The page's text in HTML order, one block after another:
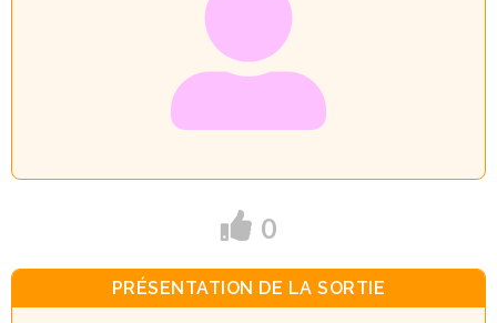
0
PRÉSENTATION DE LA SORTIE